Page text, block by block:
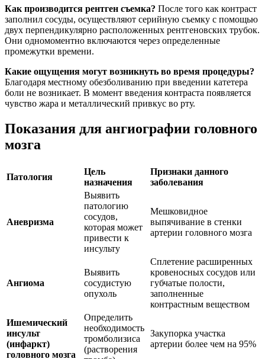
Как производится рентген съемка? После того как контраст
заполнил сосуды, осуществляют серийную съемку с помощью
двух перпендикулярно расположенных рентгеновских трубок.
Они одномоментно включаются через определенные
промежутки времени.
Какие ощущения могут возникнуть во время процедуры?
Благодаря местному обезболиванию при введении катетера
боли не возникает. В момент введения контраста появляется
чувство жара и металлический привкус во рту.
Показания для ангиографии головного
мозга
Патология
Цель
назначения
Признаки данного
заболевания
Аневризма
Выявить
патологию
сосудов,
которая может
привести к
инсульту
Мешковидное
выпячивание в стенки
артерии головного мозга
Ангиома
Выявить
сосудистую
опухоль
Сплетение расширенных
кровеносных сосудов или
губчатые полости,
заполненные
контрастным веществом
Ишемический
инсульт
(инфаркт)
головного мозга
Определить
необходимость
тромболизиса
(растворения
Закупорка участка
артерии более чем на 95%